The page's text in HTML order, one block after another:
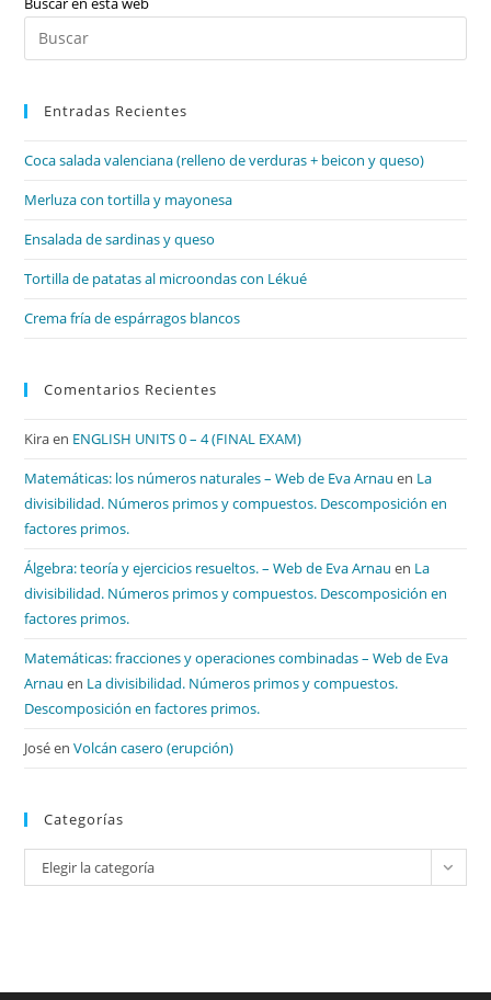
Entradas Recientes
Coca salada valenciana (relleno de verduras + beicon y queso)
Merluza con tortilla y mayonesa
Ensalada de sardinas y queso
Tortilla de patatas al microondas con Lékué
Crema fría de espárragos blancos
Comentarios Recientes
Kiraen ENGLISH UNITS 0 – 4 (FINAL EXAM)
Matemáticas: los números naturales – Web de Eva Arnau en La
divisibilidad. Números primos y compuestos. Descomposición en
factores primos.
Álgebra: teoría y ejercicios resueltos. – Web de Eva Arnau en La
divisibilidad. Números primos y compuestos. Descomposición en
factores primos.
Matemáticas: fracciones y operaciones combinadas – Web de Eva
Arnau en La divisibilidad. Números primos y compuestos.
Descomposición en factores primos.
JoséenVolcán casero (erupción)
Categorías
Categorías
Elegir la categoría